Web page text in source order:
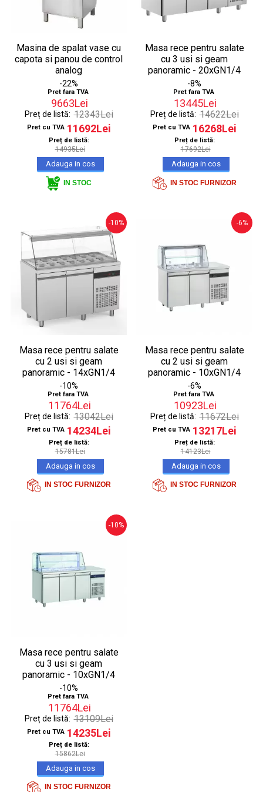
Masina de spalat vase cu
capota si panou de control
analog
-22%
Pret fara TVA
9663Lei
Preț de listă: 12343Lei
Pret cu TVA 11692Lei
Preț de listă:
14935Lei
IN STOC
Masa rece pentru salate
cu 3 usi si geam
panoramic - 20xGN1/4
-8%
Pret fara TVA
13445Lei
Preț de listă: 14622Lei
Pret cu TVA 16268Lei
Preț de listă:
17692Lei
IN STOC FURNIZOR
-10%
Masa rece pentru salate
cu 2 usi si geam
panoramic - 14xGN1/4
-10%
Pret fara TVA
11764Lei
Preț de listă: 13042Lei
Pret cu TVA 14234Lei
Preț de listă:
15781Lei
IN STOC FURNIZOR
-6%
Masa rece pentru salate
cu 2 usi si geam
panoramic - 10xGN1/4
-6%
Pret fara TVA
10923Lei
Preț de listă: 11672Lei
Pret cu TVA 13217Lei
Preț de listă:
14123Lei
IN STOC FURNIZOR
-10%
Masa rece pentru salate
cu 3 usi si geam
panoramic - 10xGN1/4
-10%
Pret fara TVA
11764Lei
Preț de listă: 13109Lei
Pret cu TVA 14235Lei
Preț de listă:
15862Lei
IN STOC FURNIZOR